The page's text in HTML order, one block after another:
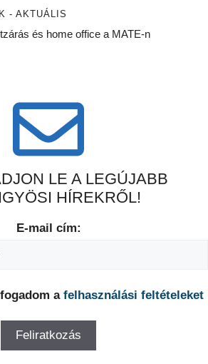
- AKTUÁLIS
és home office a MATE-n
LE A LEGÚJABB
HÍREKRŐL!
E-mail cím:
a felhasználási feltételeket